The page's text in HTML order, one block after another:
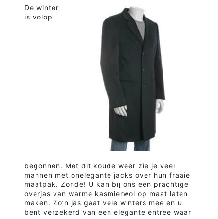
De winter
is volop
begonnen. Met dit koude weer zie je veel
mannen met onelegante jacks over hun fraaie
maatpak. Zonde! U kan bij ons een prachtige
overjas van warme kasmierwol op maat laten
maken. Zo’n jas gaat vele winters mee en u
bent verzekerd van een elegante entree waar